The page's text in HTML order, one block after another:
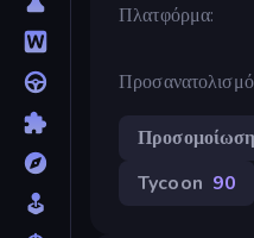
Πλατφόρμα
Προσομοίωση
Tycoon 90